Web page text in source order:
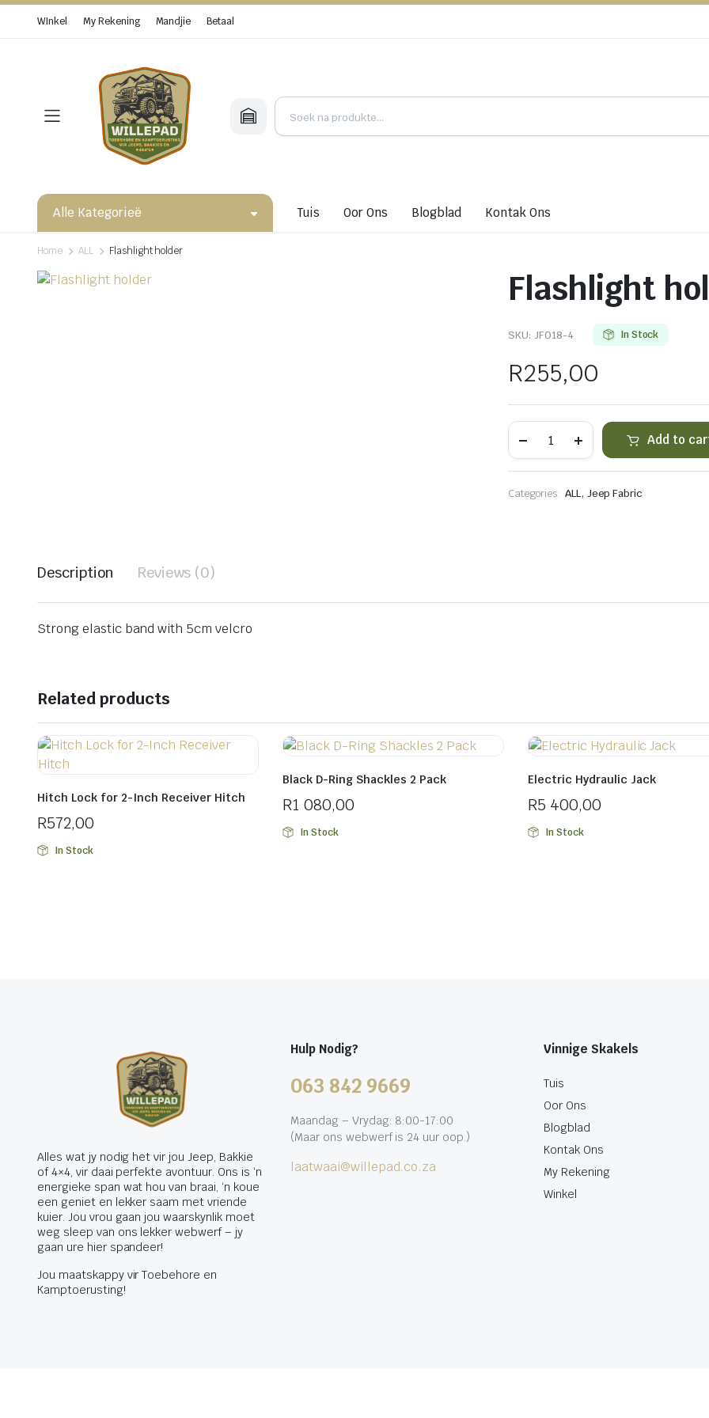
WInkel My Rekening Mandjie Betaal
Alle Kategorieë Tuis Oor Ons Blogblad Kontak Ons
Home ALL Flashlight holder
Flashlight
SKU: JF018-4 In Stock
R255,00
holder
Add to
Categories: ALL, Jeep Fabric
Description Reviews (0)
Strong elastic band with 5cm velcro
Related products
Hitch Lock for 2-Inch Receiver Hitch
R572,00
In Stock
Black D-Ring Shackles 2 Pack
R1 080,00
In Stock
Electric Hydraulic Jack
R5 400,00
In Stock
Alles wat jy nodig het vir jou Jeep, Bakkie
of 4×4, vir daai perfekte avontuur. Ons is ‘n
energieke span wat hou van braai, ‘n koue
een geniet en lekker saam met vriende
kuier. Jou vrou gaan jou waarskynlik moet
weg sleep van ons lekker webwerf – jy
gaan ure hier spandeer!
Jou maatskappy vir Toebehore en
Kamptoerusting!
Hulp Nodig?
063 842 9669
Maandag – Vrydag: 8:00-17:00
(Maar ons webwerf is 24 uur oop.)
laatwaai@willepad.co.za
Vinnige Skakels
Tuis
Oor Ons
Blogblad
Kontak Ons
My Rekening
Winkel